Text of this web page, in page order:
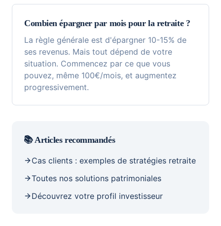
Combien épargner par mois pour la retraite ?
La règle générale est d'épargner 10-15% de
ses revenus. Mais tout dépend de votre
situation. Commencez par ce que vous
pouvez, même 100€/mois, et augmentez
progressivement.
📚 Articles recommandés
Cas clients : exemples de stratégies retraite
Toutes nos solutions patrimoniales
Découvrez votre profil investisseur